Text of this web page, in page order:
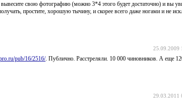
свою фотографию (можно 3*4 этого будет достаточно) и вы
простите, хорошую тычину, и скорее всего даже ногами и не
25.09.2009
pub/16/2516/. Публично. Расстреляли. 10 000 чиновников. А еще
29.03.2011